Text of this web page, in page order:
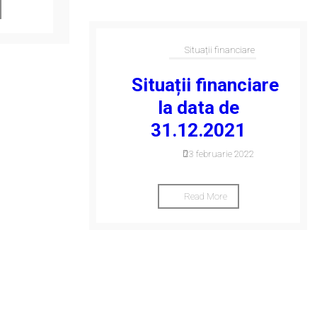
Situații financiare
Situații financiare
la data de
31.12.2021
23 februarie 2022
Read More